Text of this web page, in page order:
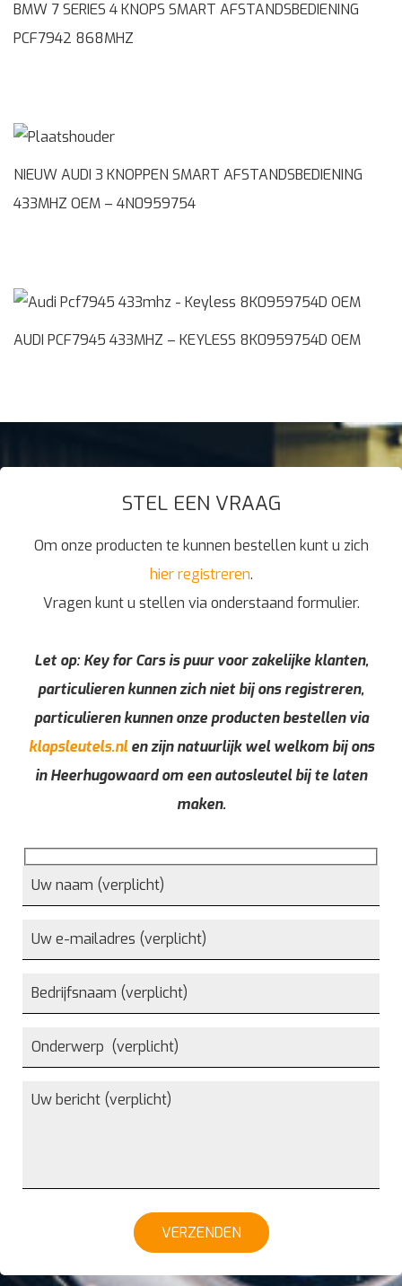
BMW 7 SERIES 4 KNOPS SMART AFSTANDSBEDIENING
PCF7942 868MHZ
NIEUW AUDI 3 KNOPPEN SMART AFSTANDSBEDIENING
433MHZ OEM – 4N0959754
AUDI PCF7945 433MHZ – KEYLESS 8K0959754D OEM
STEL EEN VRAAG
Om onze producten te kunnen bestellen kunt u zich
hier registreren.
Vragen kunt u stellen via onderstaand formulier.
Let op: Key for Cars is puur voor zakelijke klanten,
particulieren kunnen zich niet bij ons registreren,
particulieren kunnen onze producten bestellen via
klapsleutels.nlen zijn natuurlijk wel welkom bij ons
in Heerhugowaard om een autosleutel bij te laten
maken.
VERZENDEN